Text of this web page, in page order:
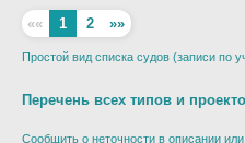
«« 1 2 »»
Простой вид списка судов (записи по
Перечень всех типов и
Сообщить о неточности в описании